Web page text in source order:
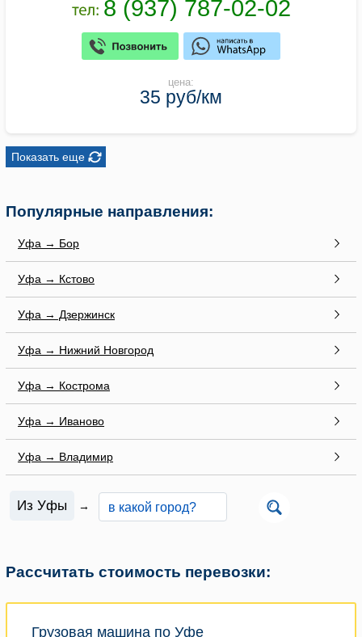
цена:
35 руб/км
Показать еще
Популярные направления:
Уфа → Бор
Уфа → Кстово
Уфа → Дзержинск
Уфа → Нижний Новгород
Уфа → Кострома
Уфа → Иваново
Уфа → Владимир
Из Уфы →
Рассчитать стоимость перевозки:
Грузовая машина по Уфе